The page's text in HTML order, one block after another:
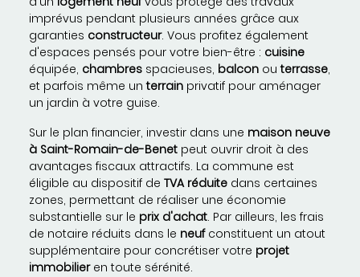
imprévus pendant plusieurs années grâce aux
garanties constructeur. Vous profitez également
d'espaces pensés pour votre bien-être : cuisine
équipée, chambres spacieuses, balcon outerrasse,
et parfois même unterrain privatif pour aménager
un jardin à votre guise.
Sur le plan financier, investir dans une maison neuve
à Saint-Romain-de-Benet peut ouvrir droit à des
avantages fiscaux attractifs. La commune est
éligible au dispositif de TVA réduite dans certaines
zones, permettant de réaliser une économie
substantielle sur le prix d'achat. Par ailleurs, les frais
de notaire réduits dans le neufconstituent un atout
supplémentaire pour concrétiser votre projet
immobilieren toute sérénité.